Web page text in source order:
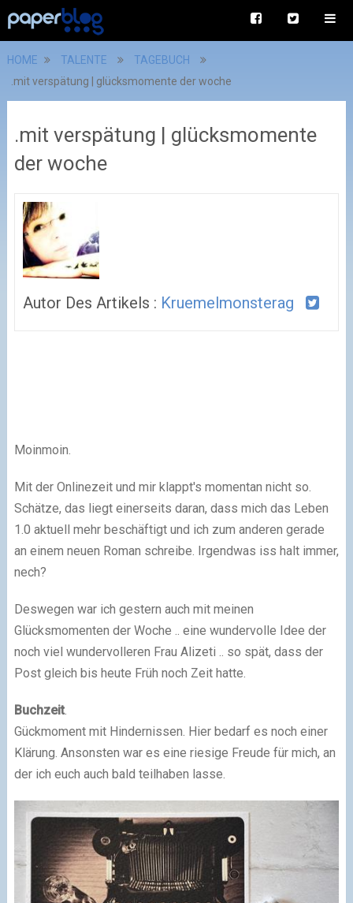
HOME TALENTE
TAGEBUCH
.mit verspätung | glücksmomente der woche
.mit verspätung | glücksmomente
der woche
Autor Des Artikels : Kruemelmonsterag
Moinmoin.
Mit der Onlinezeit und mir klappt's momentan nicht so.
Schätze, das liegt einerseits daran, dass mich das Leben
1.0 aktuell mehr beschäftigt und ich zum anderen gerade
an einem neuen Roman schreibe. Irgendwas iss halt immer,
nech?
Deswegen war ich gestern auch mit meinen
Glücksmomenten der Woche .. eine wundervolle Idee der
noch viel wundervolleren Frau Alizeti .. so spät, dass der
Post gleich bis heute Früh noch Zeit hatte.
Buchzeit.
Gückmoment mit Hindernissen. Hier bedarf es noch einer
Klärung. Ansonsten war es eine riesige Freude für mich, an
der ich euch auch bald teilhaben lasse.